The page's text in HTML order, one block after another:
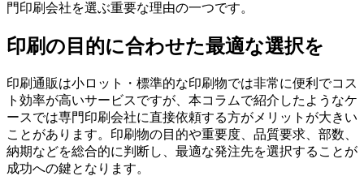
門印刷会社を選ぶ重要な理由の一つです。
印刷の目的に合わせた最適な選択を
印刷通販は小ロット・標準的な印刷物では非常に便利でコス
ト効率が高いサービスですが、本コラムで紹介したようなケ
ースでは専門印刷会社に直接依頼する方がメリットが大きい
ことがあります。印刷物の目的や重要度、品質要求、部数、
納期などを総合的に判断し、最適な発注先を選択することが
成功への鍵となります。